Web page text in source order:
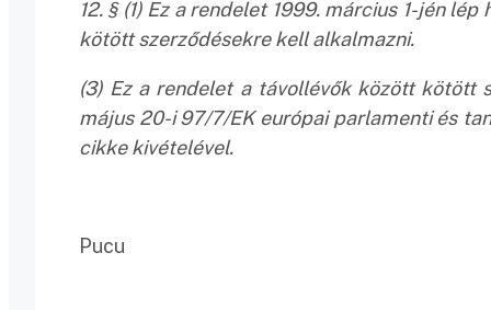
12. § (1) Ez a rendelet 1999. március 1-jén
kötött szerződésekre kell alkalmazni.
(3) Ez a rendelet a távollévők között kötött
május 20-i 97/7/EK európai parlamenti és
cikke kivételével.
Pucu